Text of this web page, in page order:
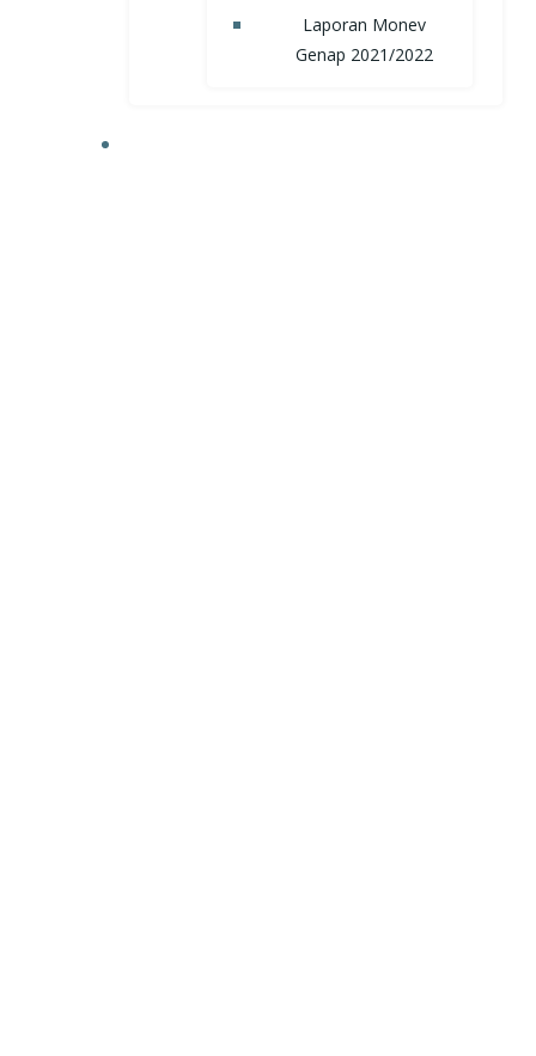
Laporan Monev
Genap 2021/2022